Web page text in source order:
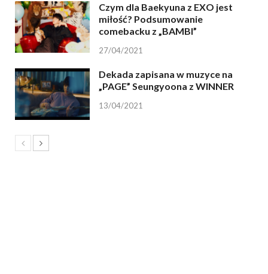
Czym dla Baekyuna z EXO jest
miłość? Podsumowanie
comebacku z „BAMBI”
27/04/2021
Dekada zapisana w muzyce na
„PAGE” Seungyoona z WINNER
13/04/2021